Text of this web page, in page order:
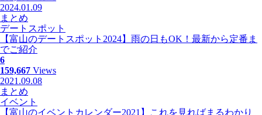
2024.01.09
まとめ
デートスポット
【富山のデートスポット2024】雨の日もOK！最新から定番ま
でご紹介
6
159,667 Views
2021.09.08
まとめ
イベント
【富山のイベントカレンダー2021】これを見ればまるわかり